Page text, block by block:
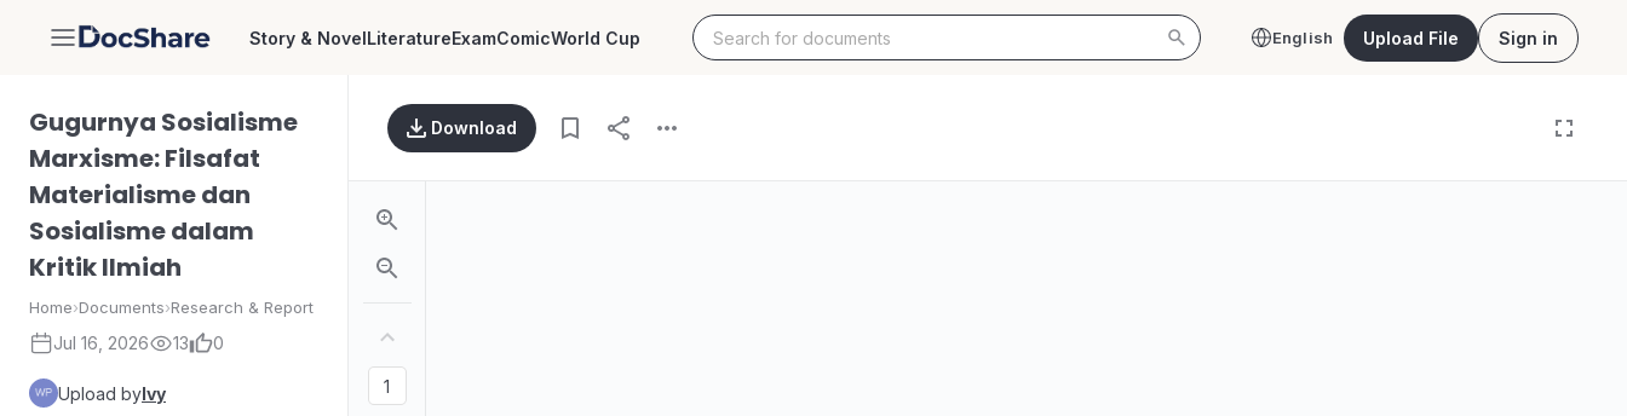
DocShare Story & NovelLiteratureExamComicWorld Cup English Upload File Sign in
Gugurnya Sosialisme
Marxisme: Filsafat
Materialisme dan
Sosialisme dalam
Kritik Ilmiah
Home›Documents›Research & Report
Jul 16, 2026 13 0
Upload byIvy
Download